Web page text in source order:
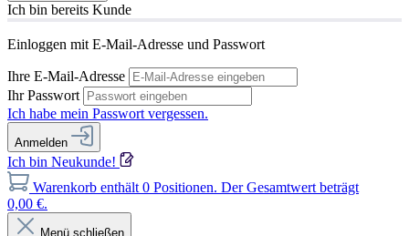
Ich bin bereits Kunde
Einloggen mit E-Mail-Adresse und Passwort
Ihre E-Mail-Adresse
Ihr Passwort
Ich habe mein Passwort vergessen.
Anmelden
Ich bin Neukunde!
Warenkorb enthält 0 Positionen. Der Gesamtwert beträgt
0,00 €.
Menü schließen